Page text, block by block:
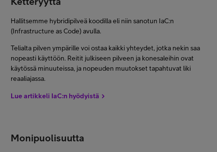
Hallitsemme hybridipilveä koodilla eli niin sanotun IaC:n
(Infrastructure as Code) avulla.
Telialta pilven ympärille voi ostaa kaikki yhteydet, jotka nekin saa
nopeasti käyttöön. Reitit julkiseen pilveen ja konesaleihin ovat
käytössä minuuteissa, ja nopeuden muutokset tapahtuvat liki
reaaliajassa.
Lue artikkeli IaC:n hyödyistä
Monipuolisuutta